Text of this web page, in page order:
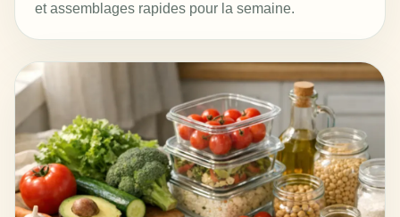
et assemblages rapides pour la semaine.